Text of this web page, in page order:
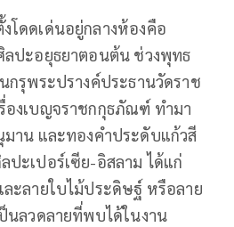
โดดเด่นอยู่กลางห้องคือ
ลปะอยุธยาตอนต้น ช่วงพุทธ
รุพระปรางค์ประธานวัดราช
องเบญจราชกกุธภัณฑ์ ทำมา
าน และทองคำประดับแก้วสี
ปะเปอร์เซีย-อิสลาม ได้แก่
ะลายใบไม้ประดิษฐ์ หรือลาย
นลวดลายที่พบได้ในงาน